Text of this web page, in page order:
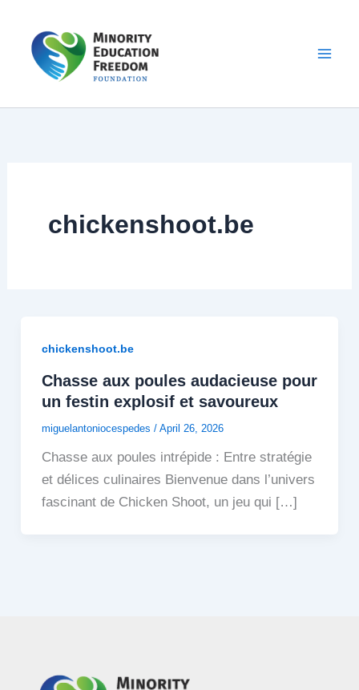
content
chickenshoot.be
chickenshoot.be
Chasse aux poules audacieuse pour
un festin explosif et savoureux
miguelantoniocespedes / April 26, 2026
Chasse aux poules intrépide : Entre stratégie
et délices culinaires Bienvenue dans l’univers
fascinant de Chicken Shoot, un jeu qui […]